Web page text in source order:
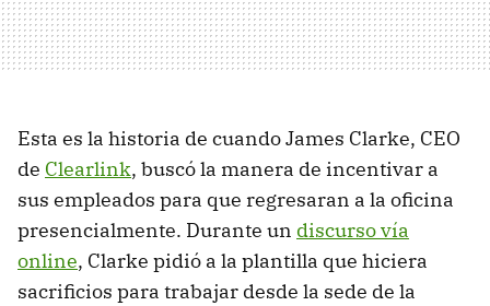
Esta es la historia de cuando James Clarke, CEO
de Clearlink, buscó la manera de incentivar a
sus empleados para que regresaran a la oficina
presencialmente. Durante un discurso vía
online, Clarke pidió a la plantilla que hiciera
sacrificios para trabajar desde la sede de la